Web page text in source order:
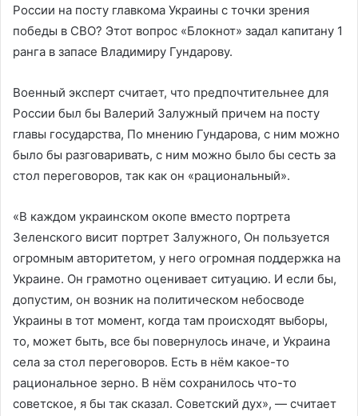
России на посту главкома Украины с точки зрения
победы в СВО? Этот вопрос «Блокнот» задал капитану 1
ранга в запасе Владимиру Гундарову.
Военный эксперт считает, что предпочтительнее для
России был бы Валерий Залужный причем на посту
главы государства, По мнению Гундарова, с ним можно
было бы разговаривать, с ним можно было бы сесть за
стол переговоров, так как он «рациональный».
«В каждом украинском окопе вместо портрета
Зеленского висит портрет Залужного, Он пользуется
огромным авторитетом, у него огромная поддержка на
Украине. Он грамотно оценивает ситуацию. И если бы,
допустим, он возник на политическом небосводе
Украины в тот момент, когда там происходят выборы,
то, может быть, все бы повернулось иначе, и Украина
села за стол переговоров. Есть в нём какое-то
рациональное зерно. В нём сохранилось что-то
советское, я бы так сказал. Советский дух», — считает